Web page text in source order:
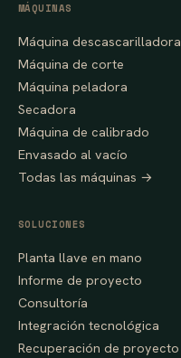
MÁQUINAS
Máquina descascarilladora
Máquina de corte
Máquina peladora
Secadora
Máquina de calibrado
Envasado al vacío
Todas las máquinas →
SOLUCIONES
Planta llave en mano
Informe de proyecto
Consultoría
Integración tecnológica
Recuperación de proyecto